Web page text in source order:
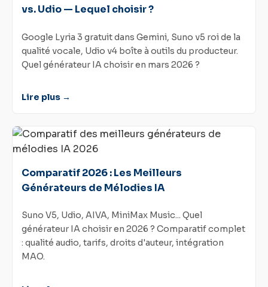
vs. Udio — Lequel choisir ?
Google Lyria 3 gratuit dans Gemini, Suno v5 roi de la
qualité vocale, Udio v4 boîte à outils du producteur.
Quel générateur IA choisir en mars 2026 ?
Lire plus →
Comparatif 2026 : Les Meilleurs
Générateurs de Mélodies IA
Suno V5, Udio, AIVA, MiniMax Music... Quel
générateur IA choisir en 2026 ? Comparatif complet
: qualité audio, tarifs, droits d'auteur, intégration
MAO.